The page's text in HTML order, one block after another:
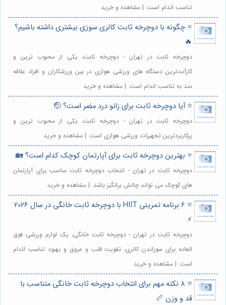
تناسب اندام است. | مشاهده و خرید
⭐️ چگونه با دوچرخه ثابت کالری سوزی بیشتری داشته باشیم؟
🔥
دوچرخه ثابت در تهران - دوچرخه ثابت، یکی از محبوب ترین و
کارآمدترین دستگاه های ورزشی هوازی در بین ورزشکاران و افراد علاقه
مند به تناسب اندام است. | مشاهده و خرید
⭐️ آیا دوچرخه ثابت برای زانو درد مضر است؟ 🤕
دوچرخه ثابت در تهران - دوچرخه ثابت، یکی از محبوب ترین و
پرکاربردترین تجهیزات ورزشی هوازی است. | مشاهده و خرید
⭐️ بهترین دوچرخه ثابت برای آپارتمان کوچک کدام است؟ 🏡
دوچرخه ثابت در تهران - انتخاب دوچرخه ثابت مناسب برای آپارتمان
های کوچک می تواند چالش برانگیز باشد. | مشاهده و خرید
⭐️ 6 برنامه تمرینی HIIT با دوچرخه ثابت خانگی در سال 2026
⚡️
دوچرخه ثابت در تهران - دوچرخه ثابت خانگی، یک لوازم ورزشی فوق
العاده برای سوزاندن کالری، تقویت قلب و عروق و بهبود تناسب اندام
است. | مشاهده و خرید
⭐️ 8 نکته مهم برای انتخاب دوچرخه ثابت خانگی متناسب با
قد و وزن 📏